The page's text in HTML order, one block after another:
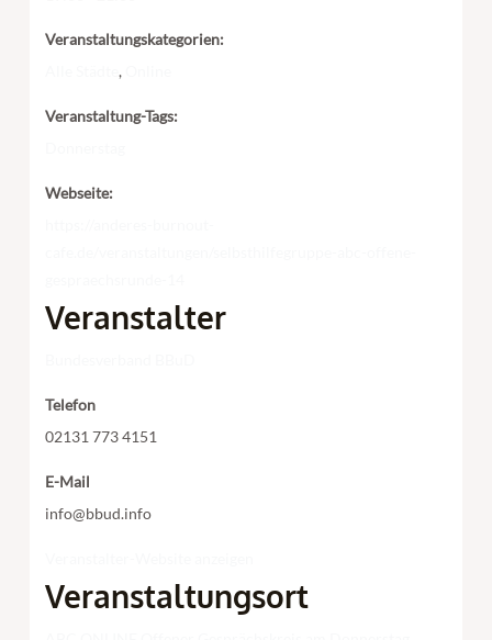
Veranstaltungskategorien:
Alle Städte,
Veranstaltung-Tags:
Webseite:
Veranstaltungsort
Veranstalter
Telefon
02131 773 4151
E-Mail
info@bbud.info